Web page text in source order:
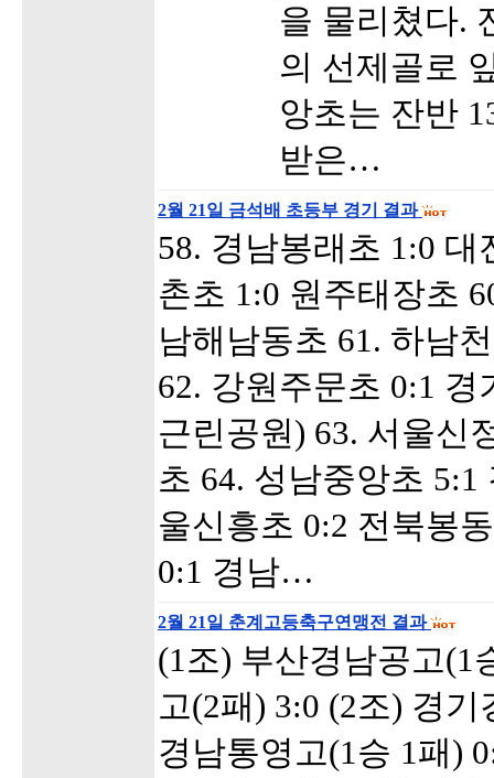
을 물리쳤다.
의 선제골로
앙초는 잔반
받은…
2월 21일 금석배 초등부 경기 결과
58. 경남봉래초 1:0
촌초 1:0 원주태장초
남해남동초 61. 하남
62. 강원주문초 0:1
근린공원) 63. 서울신
초 64. 성남중앙초
울신흥초 0:2 전북봉
0:1 경남…
2월 21일 춘계고등축구연맹전 결과
(1조) 부산경남공고(1
고(2패) 3:0 (2조) 경
경남통영고(1승 1패)